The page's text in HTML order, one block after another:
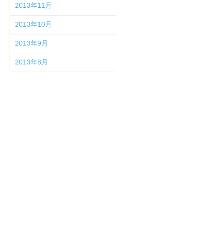
2013年11月
2013年10月
2013年9月
2013年8月